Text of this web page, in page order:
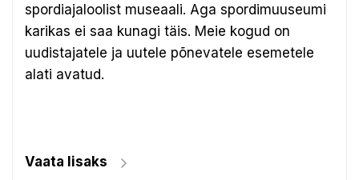
spordiajaloolist museaali. Aga spordimuuseumi
karikas ei saa kunagi täis. Meie kogud on
uudistajatele ja uutele põnevatele esemetele
alati avatud.
Vaata lisaks